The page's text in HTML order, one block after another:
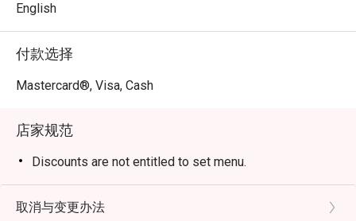
式”的味蕾假期，这里都是您的不二之选。
English
付款选择
Mastercard®, Visa, Cash
店家规范
Discounts are not entitled to set menu.
取消与变更办法